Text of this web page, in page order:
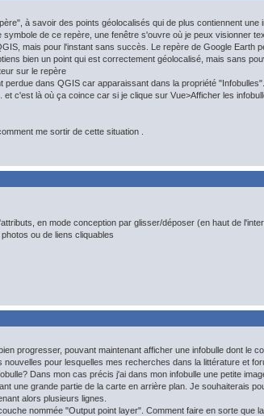
à savoir des points géolocalisés qui de plus contiennent
de ce repère, une fenêtre s'ouvre où je peux visionner
mais pour l'instant sans succès. Le repère de Google Earth
bien un point qui est correctement géolocalisé, mais sans
sur le repère
dans QGIS car apparaissant dans la propriété
c'est là où ça coince car si je clique sur Vue>Afficher les
me sortir de cette situation .
en mode conception par glisser/déposer (en haut de
ou de liens cliquables
progresser, pouvant maintenant afficher une infobulle dont le
pour lesquelles mes recherches dans la littérature et
Dans mon cas précis j'ai dans mon infobulle une petite
une grande partie de la carte en arrière plan. Je souhaiterais
alors plusieurs lignes.
nommée "Output point layer". Comment faire en sorte que